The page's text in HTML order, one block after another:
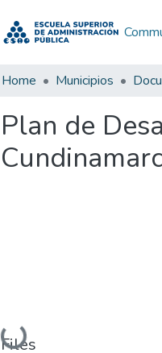
Home Municipios
Plan de
Loading...
Files